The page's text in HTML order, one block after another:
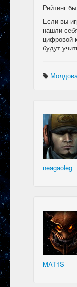
Рейтинг
Если вы
нашли
цифровой
будут
neagaoleg
MAT1S